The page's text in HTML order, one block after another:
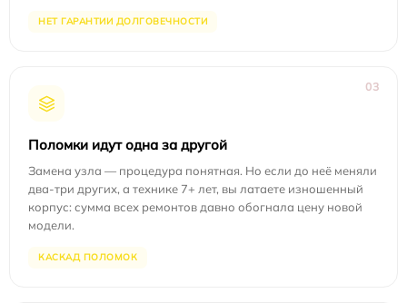
НЕТ ГАРАНТИИ ДОЛГОВЕЧНОСТИ
03
Поломки идут одна за другой
Замена узла — процедура понятная. Но если до неё меняли
два-три других, а технике 7+ лет, вы латаете изношенный
корпус: сумма всех ремонтов давно обогнала цену новой
модели.
КАСКАД ПОЛОМОК